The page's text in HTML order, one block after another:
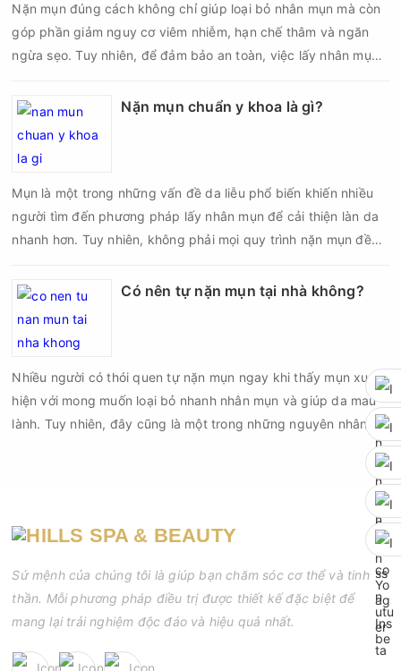
Nặn mụn đúng cách không chỉ giúp loại bỏ nhân mụn mà còn
góp phần giảm nguy cơ viêm nhiễm, hạn chế thâm và ngăn
ngừa sẹo. Tuy nhiên, để đảm bảo an toàn, việc lấy nhân mụn
đủ các bước vô khuẩn và chăm sóc sau điều trị.
Nặn mụn chuẩn y khoa là gì?
Mụn là một trong những vấn đề da liễu phổ biến khiến nhiều
người tìm đến phương pháp lấy nhân mụn để cải thiện làn da
nhanh hơn. Tuy nhiên, không phải mọi quy trình nặn mụn đều
sai kỹ thuật hoặc lấy nhân mụn không đúng thời điểm, làn da
Có nên tự nặn mụn tại nhà không?
Nhiều người có thói quen tự nặn mụn ngay khi thấy mụn xuất
hiện với mong muốn loại bỏ nhanh nhân mụn và giúp da mau
lành. Tuy nhiên, đây cũng là một trong những nguyên nhân
phổ biến khiến tình trạng mụn trở nên nghiêm trọng hơn, làm
Sứ mệnh của chúng tôi là giúp bạn chăm sóc cơ thể và tinh
thần. Mỗi phương pháp điều trị được thiết kế đặc biệt để
mang lại trải nghiệm độc đáo và hiệu quả nhất.